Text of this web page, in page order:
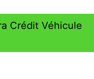
Crédit Véhicule